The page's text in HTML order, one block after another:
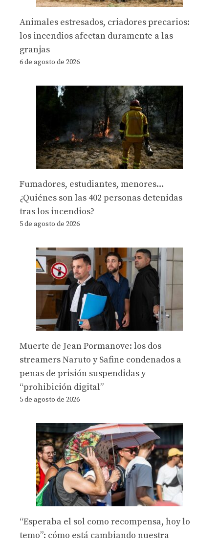
Animales estresados, criadores precarios:
los incendios afectan duramente a las
granjas
6 de agosto de 2026
Fumadores, estudiantes, menores…
¿Quiénes son las 402 personas detenidas
tras los incendios?
5 de agosto de 2026
Muerte de Jean Pormanove: los dos
streamers Naruto y Safine condenados a
penas de prisión suspendidas y
“prohibición digital”
5 de agosto de 2026
“Esperaba el sol como recompensa, hoy lo
temo”: cómo está cambiando nuestra